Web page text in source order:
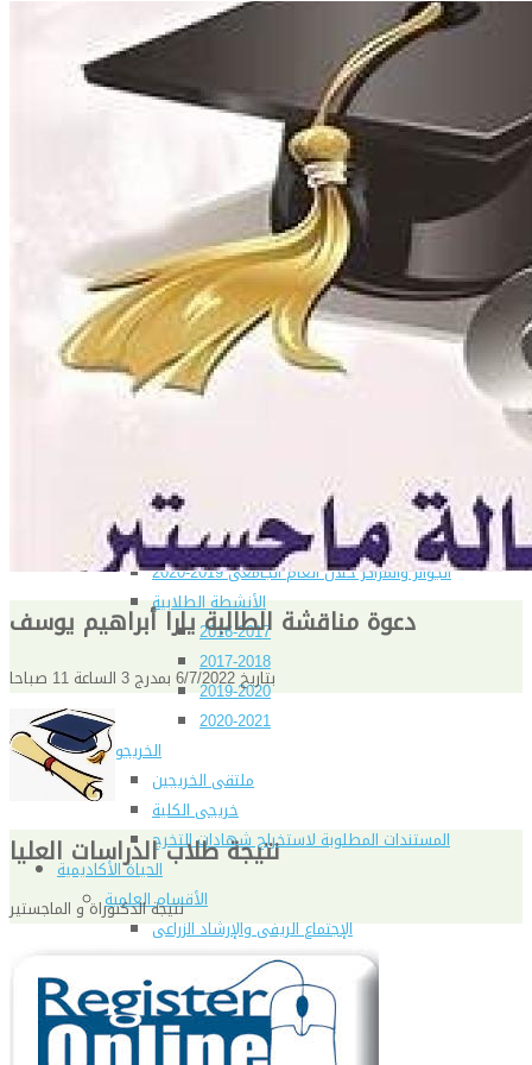
إيداع الرسائل بالمكتبة المركزية
نماذج البعثات والمهمات العلمية
قواعد كتابة الرسائل العلمية
محطة التجارب و البحوث الزراعية
خدمة المجتمع وتنمية البيئة
تقرير قطاع شئون البيئة و خدمة المجتمع
عن قطاع خدمة المجتمع وتنمية البيئة
الخطة السنوية للقطاع
وحدة الأزمات والكوارث
أنشطة قطاع شئون البيئة و خدمة المجتمع
رعاية الشباب والخريجون
رعاية الشباب
إدارة رعاية الشباب
الخدمات التى تقدمها الإدارة
مجلس إتحاد الطلاب
مستشارى لجان الإتحاد
تليفونات تهمك
الجوائز والمراكز خلال العام الجامعى 2019-2020
الأنشطة الطلابية
2016-2017
2017-2018
2019-2020
2020-2021
الخريجون
ملتقى الخريجين
خريجى الكلية
المستندات المطلوبة لاستخراج شهادات التخرج
الحياة الأكاديمية
الأقسام العلمية
الإجتماع الريفي والإرشاد الزراعي
الأراضى
الإقتصاد الزراعى
الألـــبان
أمراض النبات
دعوة مناقشة الطالبة يارا أبراهيم يوسف
بتاريخ 6/7/2022 بمدرج 3 الساعة 11 صباحا
نتيجة طلاب الدراسات العليا
نتيجة الدكتوراة و الماجستير